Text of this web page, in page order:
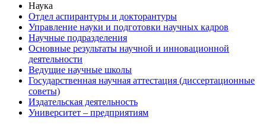
Наука
Отдел аспирантуры и докторантуры
Управление науки и подготовки научных кадров
Научные подразделения
Основные результаты научной и инновационной
деятельности
Ведущие научные школы
Государственная научная аттестация (диссертационные
советы)
Издательская деятельность
Университет – предприятиям